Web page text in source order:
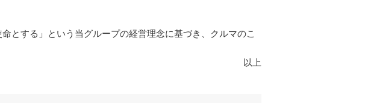
とする」という当グループの経営理念に基づき、クルマのこ
以上